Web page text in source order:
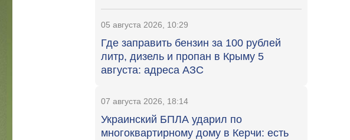
05 августа 2026, 10:29
Где заправить бензин за 100 рублей
литр, дизель и пропан в Крыму 5
августа: адреса АЗС
07 августа 2026, 18:14
Украинский БПЛА ударил по
многоквартирному дому в Керчи: есть